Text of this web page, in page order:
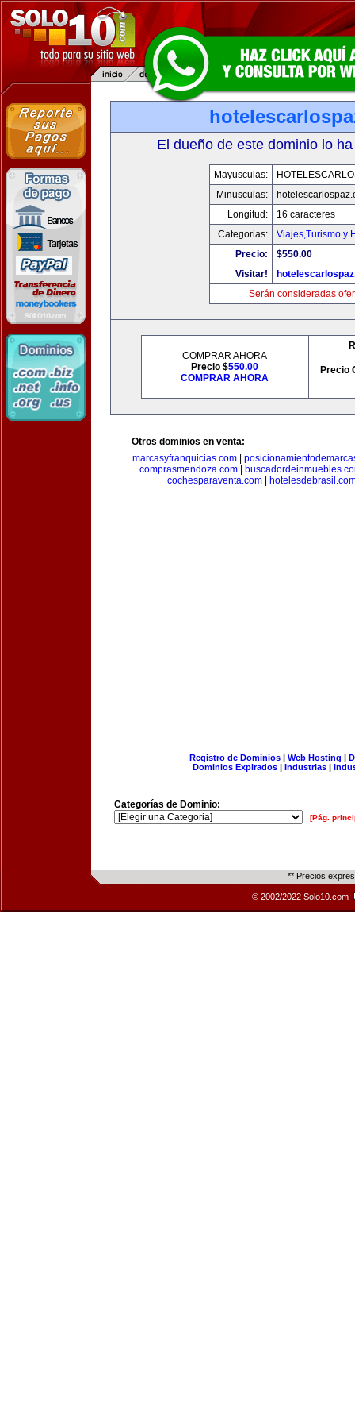
El dueño de este dominio lo
Mayusculas:
Minusculas:
Longitud:
16 caracteres
Categorias:
Viajes,Turismo y
Precio:
$550.00
Visitar!
Serán consideradas
COMPRAR AHORA
Precio $550.00
COMPRAR AHORA
Precio
Otros dominios en venta:
marcasyfranquicias.com|
comprasmendoza.com
cochesparaventa.com|
Registro de Dominios| Web Hosting |
Dominios Expirados | Industrias |
Categorías de Dominio:
[Pág.
** Precios
© 2002/2022 Solo10.com